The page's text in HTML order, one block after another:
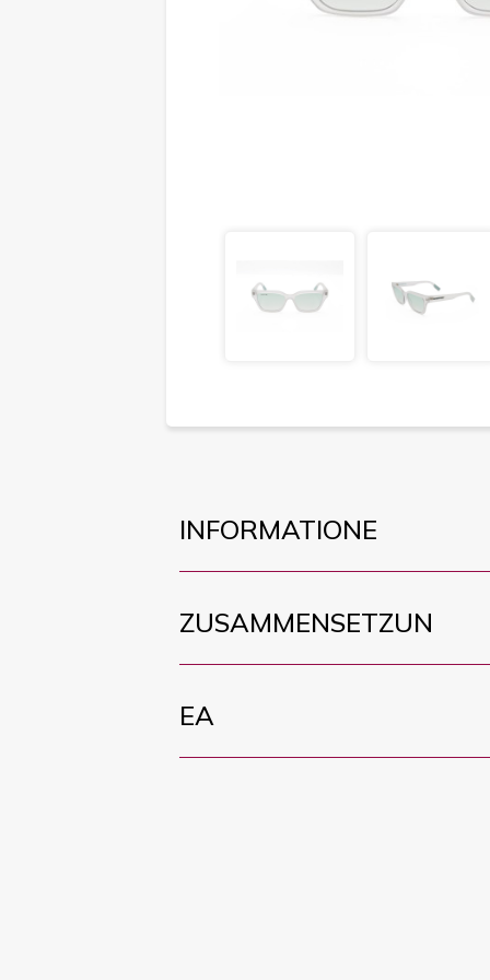
INFORMATIONE
ZUSAMMENSETZUN
EA